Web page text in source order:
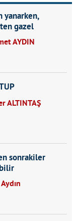
yanarken,
gazel
kalpleri de
AYDIN
ALTINTAŞ
sonrakiler